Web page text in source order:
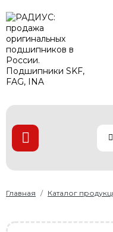
ПОДШИПНИКИ
ЛИНЕЙНЫЕ
РЕМНИ
О нас
Доставка и оплата
Главная Каталог